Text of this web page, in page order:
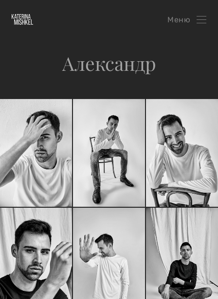
Меню
Александр